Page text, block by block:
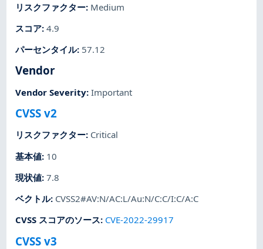
リスクファクター: Medium
スコア:4.9
パーセンタイル: 57.12
Vendor
Vendor Severity:Important
CVSS v2
リスクファクター: Critical
基本値: 10
現状値:7.8
ベクトル: CVSS2#AV:N/AC:L/Au:N/C:C/I:C/A:C
CVSS スコアのソース: CVE-2022-29917
CVSS v3